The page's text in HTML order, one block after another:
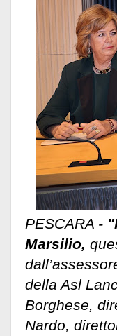
PESCARA -
Marsilio,
della Asl
Borghese,
Nardo,